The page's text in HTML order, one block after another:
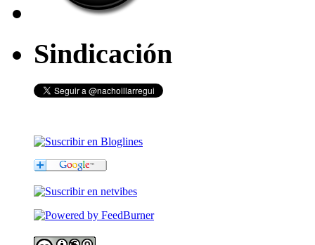
Sindicación